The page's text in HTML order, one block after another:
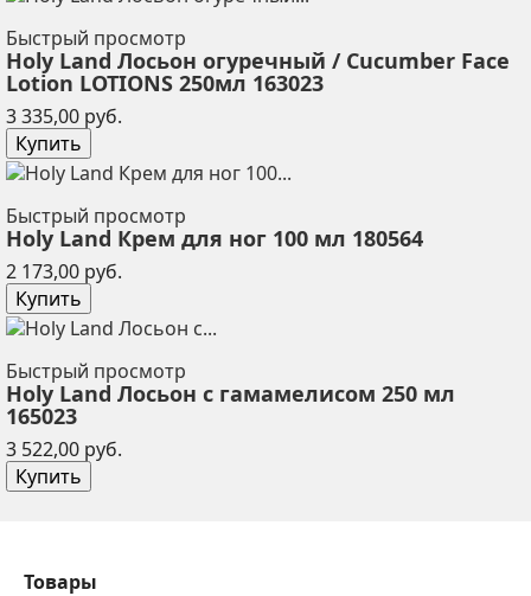
Быстрый просмотр
Holy Land Лосьон огуречный / Cucumber Face
Lotion LOTIONS 250мл 163023
3 335,00 руб.
Купить
Быстрый просмотр
Holy Land Крем для ног 100 мл 180564
2 173,00 руб.
Купить
Быстрый просмотр
Holy Land Лосьон с гамамелисом 250 мл
165023
3 522,00 руб.
Купить
Товары